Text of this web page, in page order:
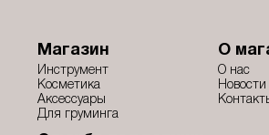
Магазин
Инструмент
Косметика
Аксессуары
Для груминга
О
О нас
Новости